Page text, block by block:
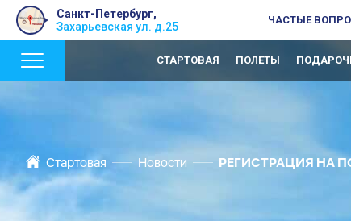
Санкт-Петербург,
Захарьевская ул. д.25
ЧАСТЫЕ
СТАРТОВАЯ ПОЛЕТЫ
Стартовая Новости РЕГИСТРАЦИЯ НА